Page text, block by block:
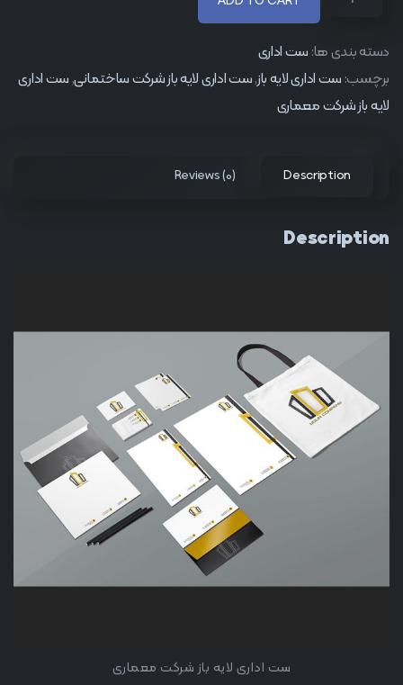
دسته بندی ها: ست اداری
برچسب: ست اداری لایه باز,ست اداری لایه باز شرکت ساختمانی,ست اداری
لایه باز شرکت معماری
Description
Reviews (0)
Description
ست اداری لایه باز شرکت معماری